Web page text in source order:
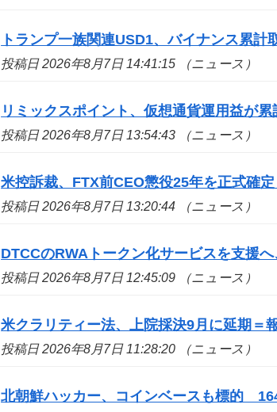
トランプ一族関連USD1、バイナンス累計
投稿日 2026年8月7日 14:41:15 （ニュース）
リミックスポイント、仮想通貨運用益が
投稿日 2026年8月7日 13:54:43 （ニュース）
米控訴裁、FTX前CEO懲役25年を正式確
投稿日 2026年8月7日 13:20:44 （ニュース）
DTCCのRWAトークン化サービスを支援
投稿日 2026年8月7日 12:45:09 （ニュース）
米クラリティー法、上院採決9月に延期＝
投稿日 2026年8月7日 11:28:20 （ニュース）
北朝鮮ハッカー、コインベースも標的